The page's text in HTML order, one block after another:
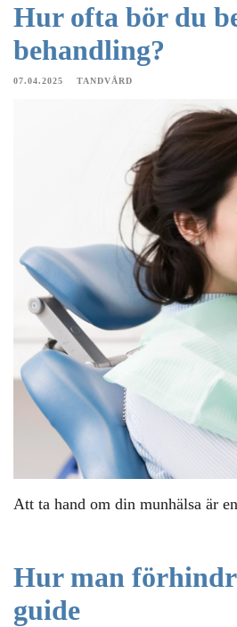
Hur ofta bör du
behandling?
07.04.2025 TANDVÅRD
Att ta hand om din munhälsa är
Hur man
guide